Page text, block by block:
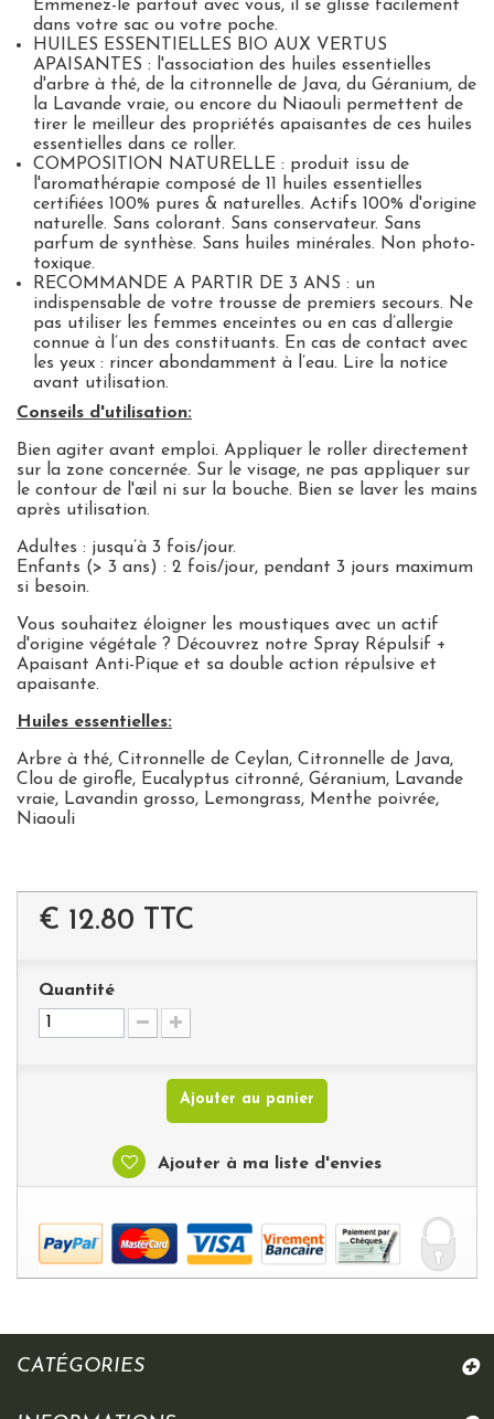
Emmenez-le partout avec vous, il se glisse facilement
dans votre sac ou votre poche.
HUILES ESSENTIELLES BIO AUX VERTUS
APAISANTES : l'association des huiles essentielles
d'arbre à thé, de la citronnelle de Java, du Géranium, de
la Lavande vraie, ou encore du Niaouli permettent de
tirer le meilleur des propriétés apaisantes de ces huiles
essentielles dans ce roller.
COMPOSITION NATURELLE : produit issu de
l'aromathérapie composé de 11 huiles essentielles
certifiées 100% pures & naturelles. Actifs 100% d'origine
naturelle. Sans colorant. Sans conservateur. Sans
parfum de synthèse. Sans huiles minérales. Non photo-
toxique.
RECOMMANDE A PARTIR DE 3 ANS : un
indispensable de votre trousse de premiers secours. Ne
pas utiliser les femmes enceintes ou en cas d’allergie
connue à l’un des constituants. En cas de contact avec
les yeux : rincer abondamment à l’eau. Lire la notice
avant utilisation.
Conseils d'utilisation:
Bien agiter avant emploi. Appliquer le roller directement
sur la zone concernée. Sur le visage, ne pas appliquer sur
le contour de l'œil ni sur la bouche. Bien se laver les mains
après utilisation.
Adultes : jusqu’à 3 fois/jour.
Enfants (> 3 ans) : 2 fois/jour, pendant 3 jours maximum
si besoin.
Vous souhaitez éloigner les moustiques avec un actif
d'origine végétale ? Découvrez notre Spray Répulsif +
Apaisant Anti-Pique et sa double action répulsive et
apaisante.
Huiles essentielles:
Arbre à thé, Citronnelle de Ceylan, Citronnelle de Java,
Clou de girofle, Eucalyptus citronné, Géranium, Lavande
vraie, Lavandin grosso, Lemongrass, Menthe poivrée,
Niaouli
€ 12.80 TTC
Quantité
Ajouter au panier
Ajouter à ma liste d'envies
CATÉGORIES